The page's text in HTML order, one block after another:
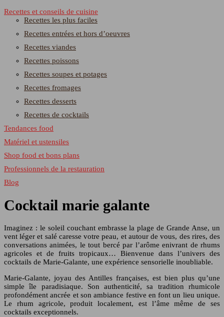
Recettes et conseils de cuisine
Recettes les plus faciles
Recettes entrées et hors d’oeuvres
Recettes viandes
Recettes poissons
Recettes soupes et potages
Recettes fromages
Recettes desserts
Recettes de cocktails
Tendances food
Matériel et ustensiles
Shop food et bons plans
Professionnels de la restauration
Blog
Cocktail marie galante
Imaginez : le soleil couchant embrasse la plage de Grande Anse, un
vent léger et salé caresse votre peau, et autour de vous, des rires, des
conversations animées, le tout bercé par l’arôme enivrant de rhums
agricoles et de fruits tropicaux… Bienvenue dans l’univers des
cocktails de Marie-Galante, une expérience sensorielle inoubliable.
Marie-Galante, joyau des Antilles françaises, est bien plus qu’une
simple île paradisiaque. Son authenticité, sa tradition rhumicole
profondément ancrée et son ambiance festive en font un lieu unique.
Le rhum agricole, produit localement, est l’âme même de ses
cocktails exceptionnels.